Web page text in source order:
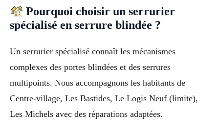
Pourquoi choisir un serrurier
spécialisé en serrure blindée ?
Un serrurier spécialisé connaît les mécanismes
complexes des portes blindées et des serrures
multipoints. Nous accompagnons les habitants de
Centre-village, Les Bastides, Le Logis Neuf (limite),
Les Michels avec des réparations adaptées.